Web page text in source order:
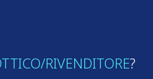
RIVENDITORE?